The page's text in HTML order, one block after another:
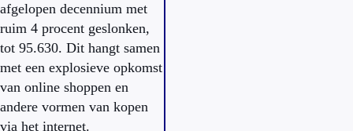
afgelopen decennium met
ruim 4 procent geslonken,
tot 95.630. Dit hangt samen
met een explosieve opkomst
van online shoppen en
andere vormen van kopen
via het internet.